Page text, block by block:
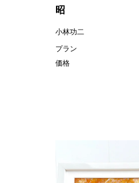
昭
小林功二
プラン
価格